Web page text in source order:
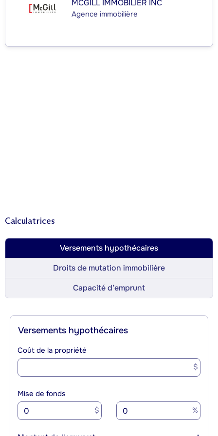
MCGILL IMMOBILIER INC
Agence immobilière
Calculatrices
Versements hypothécaires
Droits de mutation immobilière
Capacité d’emprunt
Versements hypothécaires
Coût de la propriété
$
Mise de fonds
$ %